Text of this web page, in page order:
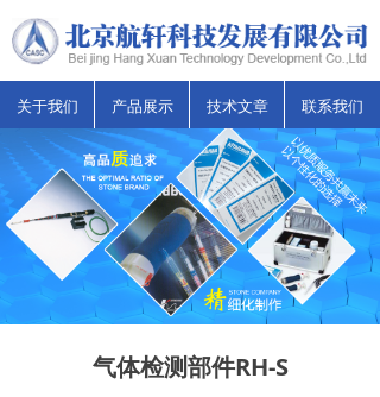
关于我们 产品展示 技术文章 联系我们
气体检测部件RH-S